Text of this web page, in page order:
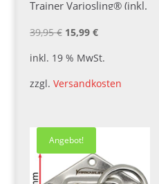
Trainer Variosling® (inkl.
39,95€ Ursprünglicher
39,95 €
15,99 €Aktueller
15,99 €.
inkl. 19 % MwSt.
zzgl. Versandkosten
Angebot!